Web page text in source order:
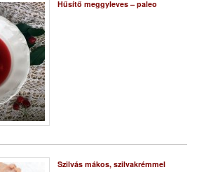
Hűsítő meggyleves – paleo
Szilvás mákos, szilvakrémmel